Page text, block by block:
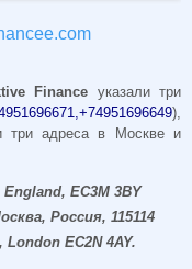
Finance указали три
),
три адреса в Москве и
EC3M 3BY
Россия, 115114
London EC2N 4AY.